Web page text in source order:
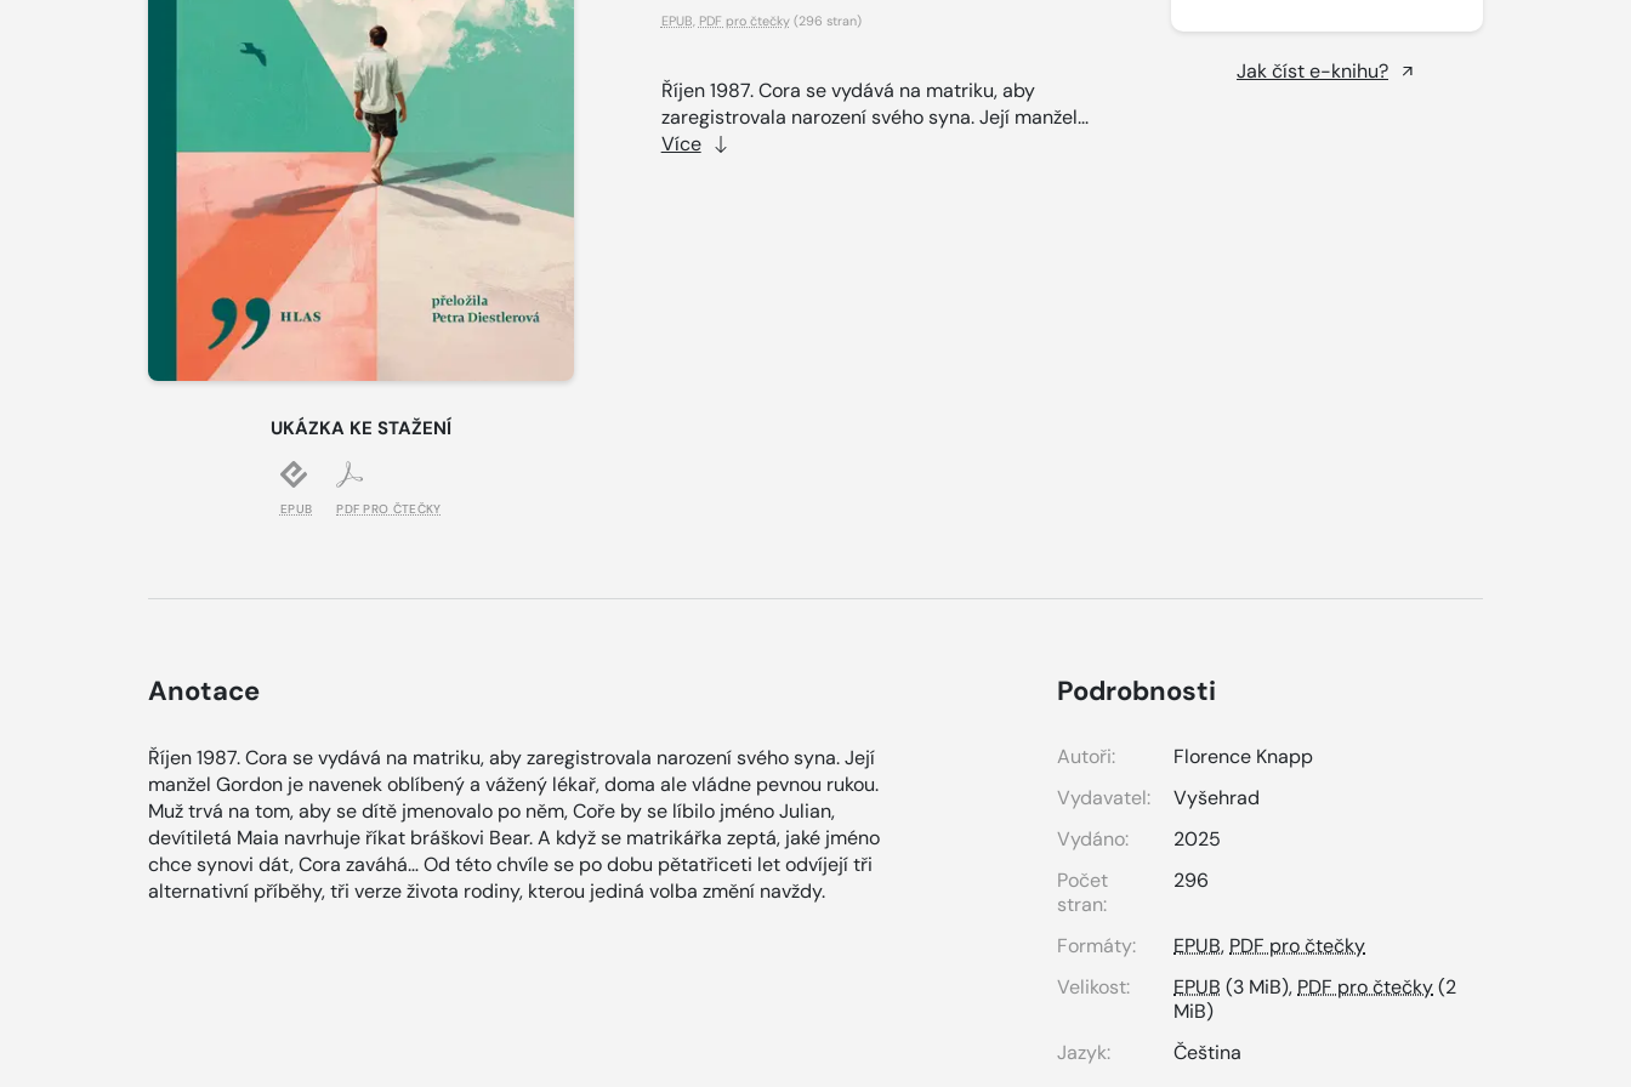
UKÁZKA KE STAŽENÍ
EPUB PDF PRO ČTEČKY
EPUB PDF pro čtečky(296 stran)
Říjen 1987. Cora se vydává na matriku, aby
zaregistrovala narození svého syna. Její manžel...
Více
Jak číst e-knihu?
Anotace
Říjen 1987. Cora se vydává na matriku, aby zaregistrovala narození svého syna. Její
manžel Gordon je navenek oblíbený a vážený lékař, doma ale vládne pevnou rukou.
Muž trvá na tom, aby se dítě jmenovalo po něm, Coře by se líbilo jméno Julian,
devítiletá Maia navrhuje říkat bráškovi Bear. A když se matrikářka zeptá, jaké jméno
chce synovi dát, Cora zaváhá… Od této chvíle se po dobu pětatřiceti let odvíjejí tři
alternativní příběhy, tři verze života rodiny, kterou jediná volba změní navždy.
Podrobnosti
Autoři:
Florence Knapp
Vydavatel:
Vyšehrad
Vydáno:
2025
Počet
stran:
296
Formáty: EPUB,PDF pro čtečky
Velikost:
EPUB (3 MiB),PDF pro čtečky(2
MiB)
Jazyk:
Čeština